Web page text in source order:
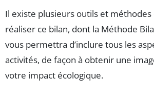
Il existe plusieurs outils et
réaliser ce bilan, dont la Méthode
vous permettra d’inclure tous les
activités, de façon à obtenir une
votre impact écologique.